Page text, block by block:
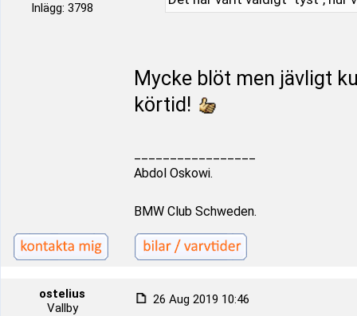
Inlägg: 3798
Mycke blöt men jävligt
körtid!
Abdol Oskowi.
BMW Club Schweden.
ostelius
Vallby
26 Aug 2019 10:46